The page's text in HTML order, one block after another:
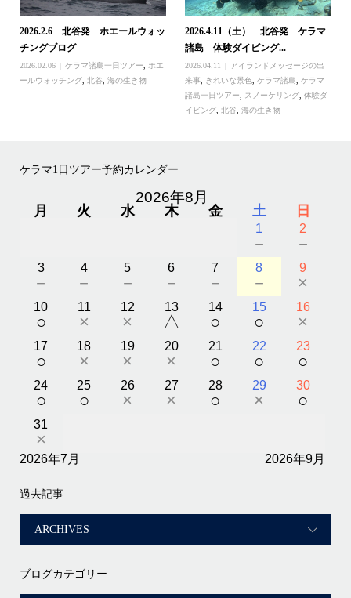
2026.2.6 北谷発 ホエールウォッ
チングブログ
2026.02.06 ケラマ諸島一日ツアー, ホエ
ールウォッチング, 北谷, 海の生き物
2026.4.11（土） 北谷発 ケラマ
諸島 体験ダイビング...
2026.04.11
アイランドメッセージの出
来事, きれいな景色,ケラマ諸島,ケラマ
諸島一日ツアー, スノーケリング,体験ダ
イビング,北谷,海の生き物
ケラマ1日ツアー予約カレンダー
2026年8月
月 火 水 木 金 土 日
1
－
2
－
3
－
4
－
5
－
6
－
7
－
8
－
9
×
10
○
11
×
12
×
13
△
14
○
15
○
16
×
17
○
18
×
19
×
20
×
21
○
22
○
23
○
24
○
25
○
26
×
27
×
28
○
29
×
30
○
31
×
2026年7月 2026年9月
過去記事
ブログカテゴリー